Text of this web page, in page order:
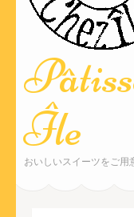
Île
おいしいスイーツをご用